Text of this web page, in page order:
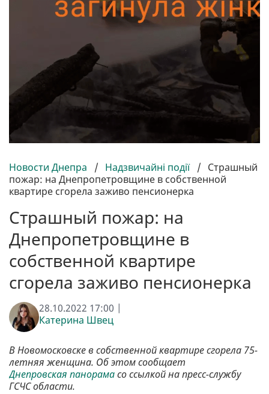
Новости Днепра / Надзвичайні події / Страшный
пожар: на Днепропетровщине в собственной
квартире сгорела заживо пенсионерка
Страшный пожар: на
Днепропетровщине в
собственной квартире
сгорела заживо пенсионерка
28.10.2022 17:00 |
Катерина Швец
В Новомосковске в собственной квартире сгорела 75-
летняя женщина. Об этом сообщает
Днепровская панорамасо ссылкой на пресс-службу
ГСЧС области.